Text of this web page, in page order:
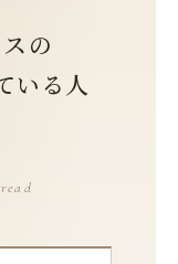
の
いる人